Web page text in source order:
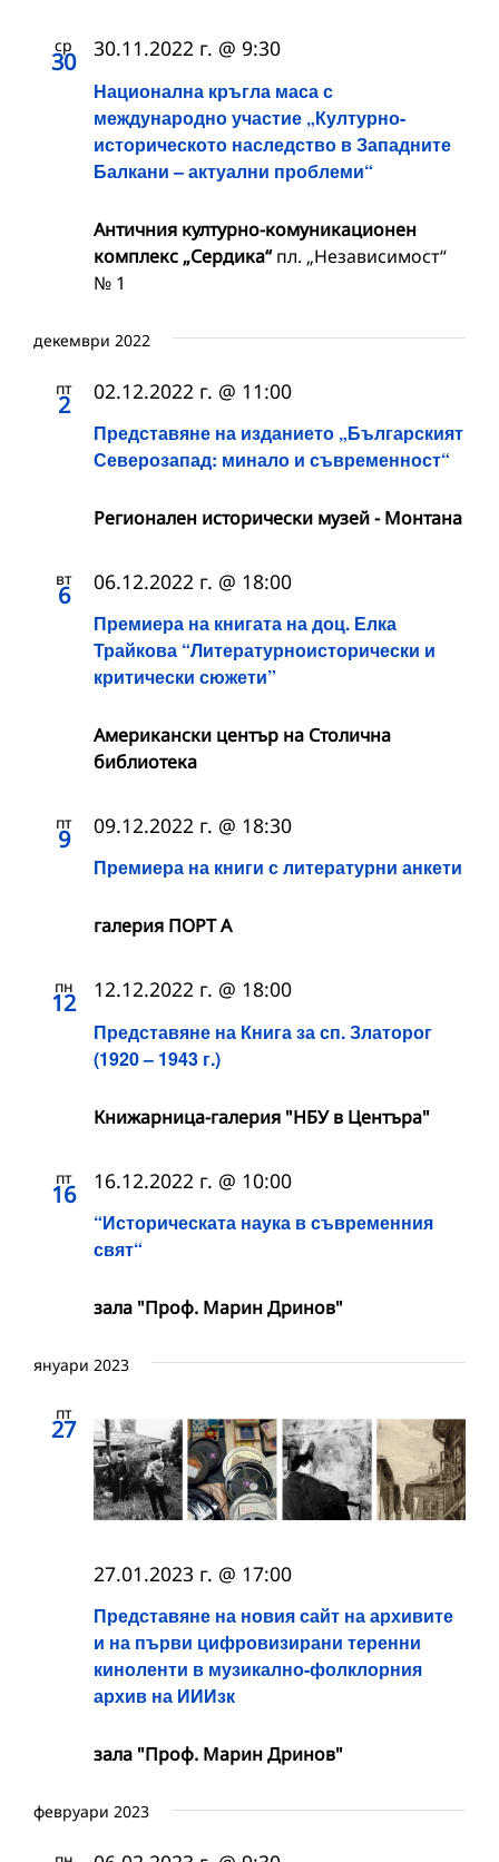
ср
30
Национална кръгла маса с
международно участие „Културно-
историческото наследство в Западните
Балкани – актуални проблеми“
30.11.2022 г. @ 9:30
Античния културно-комуникационен
комплекс „Сердика“пл. „Независимост“
№ 1
декември 2022
пт
2
Представяне на изданието „Българският
Северозапад: минало и съвременност“
02.12.2022 г. @ 11:00
Регионален исторически музей - Монтана
вт
6
Премиера на книгата на доц. Елка
Трайкова “Литературноисторически и
критически сюжети”
06.12.2022 г. @ 18:00
Американски център на Столична
библиотека
пт
9
Премиера на книги с литературни анкети
09.12.2022 г. @ 18:30
галерия ПОРТ А
пн
12
Представяне на Книга за сп. Златорог
(1920 – 1943 г.)
12.12.2022 г. @ 18:00
Книжарница-галерия "НБУ в Центъра"
пт
16
“Историческата наука в съвременния
свят“
16.12.2022 г. @ 10:00
зала "Проф. Марин Дринов"
януари 2023
пт
27
Представяне на новия сайт на архивите
и на първи цифровизирани теренни
киноленти в музикално-фолклорния
архив на ИИИзк
27.01.2023 г. @ 17:00
зала "Проф. Марин Дринов"
февруари 2023